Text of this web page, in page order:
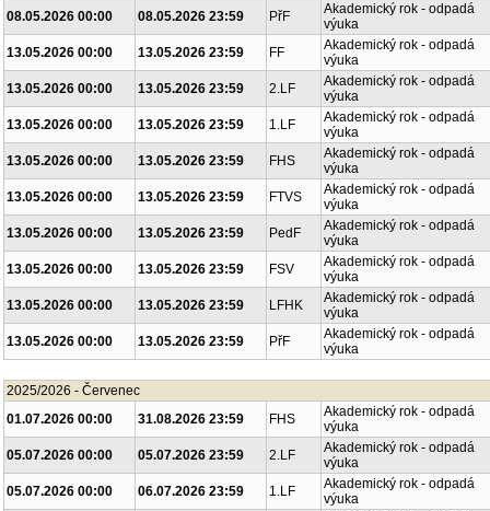
08.05.2026 00:00
08.05.2026 23:59 PřF
Akademický rok - odpadá
výuka
13.05.2026 00:00
13.05.2026 23:59 FF
Akademický rok - odpadá
výuka
13.05.2026 00:00
13.05.2026 23:59 2.LF
Akademický rok - odpadá
výuka
13.05.2026 00:00
13.05.2026 23:59 1.LF
Akademický rok - odpadá
výuka
13.05.2026 00:00
13.05.2026 23:59 FHS
Akademický rok - odpadá
výuka
13.05.2026 00:00
13.05.2026 23:59 FTVS
Akademický rok - odpadá
výuka
13.05.2026 00:00
13.05.2026 23:59 PedF
Akademický rok - odpadá
výuka
13.05.2026 00:00
13.05.2026 23:59 FSV
Akademický rok - odpadá
výuka
13.05.2026 00:00
13.05.2026 23:59 LFHK
Akademický rok - odpadá
výuka
13.05.2026 00:00
13.05.2026 23:59 PřF
Akademický rok - odpadá
výuka
2025/2026 - Červenec
01.07.2026 00:00
31.08.2026 23:59 FHS
Akademický rok - odpadá
výuka
05.07.2026 00:00
05.07.2026 23:59 2.LF
Akademický rok - odpadá
výuka
05.07.2026 00:00
06.07.2026 23:59 1.LF
Akademický rok - odpadá
výuka